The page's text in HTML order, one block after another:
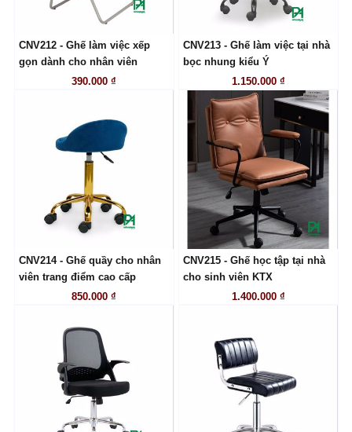
LIÊN HỆ
CNV212 - Ghế làm việc xếp
gọn dành cho nhân viên
390.000 ₫
LIÊN HỆ
CNV213 - Ghế làm việc tại nhà
bọc nhung kiểu Ý
1.150.000 ₫
LIÊN HỆ
CNV214 - Ghế quầy cho nhân
viên trang điểm cao cấp
850.000 ₫
LIÊN HỆ
CNV215 - Ghế học tập tại nhà
cho sinh viên KTX
1.400.000 ₫